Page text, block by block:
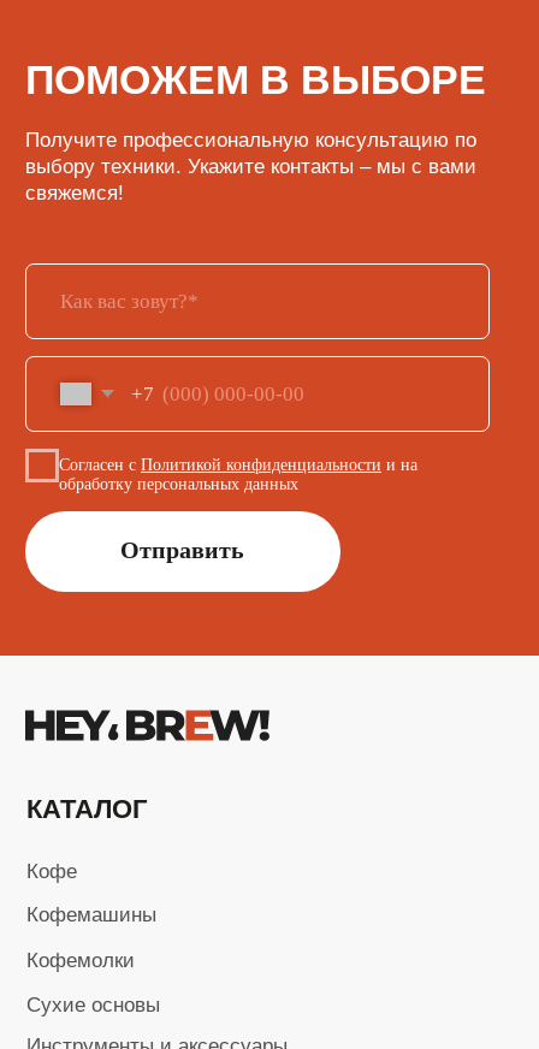
ИП Кусмаров И.В.
ИНН 246315455740
Ⓒ 2025-2026 Все права защищены
Не является публичной офертой
Политика в области обработки
персональных данных